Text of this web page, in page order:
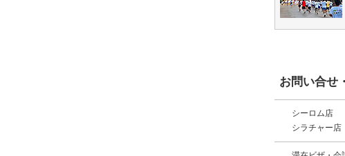
お問い合せ
シーロム店
シラチャー店